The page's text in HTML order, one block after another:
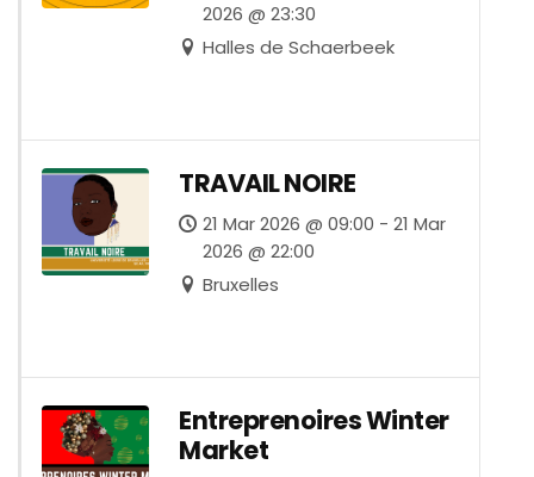
2026 @ 23:30
Halles de Schaerbeek
TRAVAIL NOIRE
21 Mar 2026 @ 09:00 - 21 Mar
2026 @ 22:00
Bruxelles
Entreprenoires Winter
Market